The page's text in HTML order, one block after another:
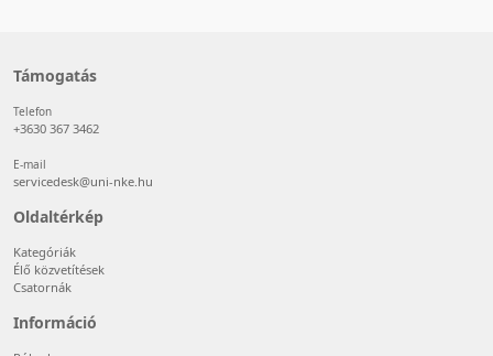
Támogatás
Telefon
+3630 367 3462
E-mail
servicedesk@uni-nke.hu
Oldaltérkép
Kategóriák
Élő közvetítések
Csatornák
Információ